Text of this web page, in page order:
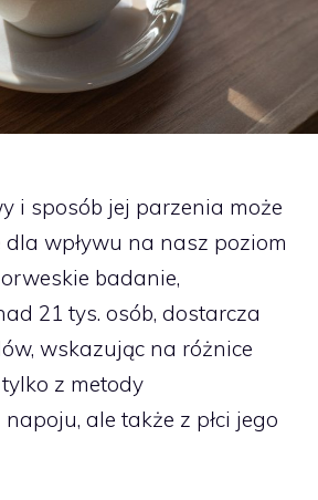
i sposób jej parzenia może
dla wpływu na nasz poziom
badanie,
21 tys. osób, dostarcza
wskazując na różnice
z metody
ale także z płci jego